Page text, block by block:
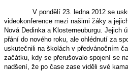
V pondělí 23. ledna 2012 se
videokonference mezi našimi žáky a
Nová Dedinka a Klosterneuburgu. Jejich
přání do nového roku, ale ohlédnutí za
uskutečnili na školách v předvánočním
začátku, kdy se přerušovalo spojení se
nadšení, že po čase zase viděli své